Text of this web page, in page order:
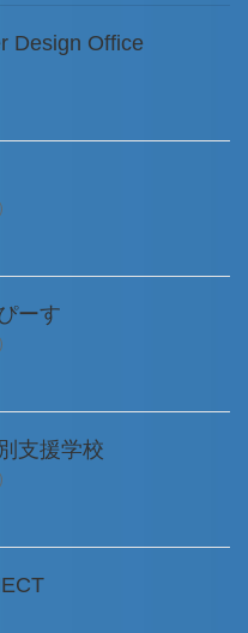
Design Office
ーす
支援学校